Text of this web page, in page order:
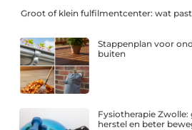
Groot of klein fulfilmentcenter: wat
Stappenplan voor
buiten
Fysiotherapie
herstel en beter